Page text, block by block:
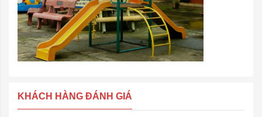
KHÁCH HÀNG ĐÁNH GIÁ